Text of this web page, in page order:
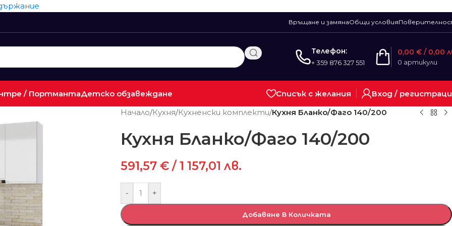
Връщане и замянаОбщи условия
Телефон:
+ 359 876 327 551 0 артикули
0,00 € / 0,00
/ ПортмантаДетско обзавеждане Списък с желания
Вход /
Начало/Кухня/Кухненски комплекти/Кухня Бланко/Фаго 140/200
Кухня Бланко/Фаго 140/200
591,57 € / 1 157,01 лв.
- +
Добавяне В Количката